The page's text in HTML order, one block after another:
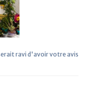
ravi d'avoir votre avis